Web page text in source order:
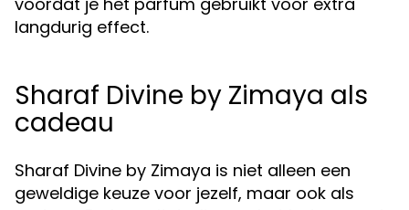
langdurig effect.
Sharaf Divine by Zimaya als
cadeau
Sharaf Divine by Zimaya is niet alleen een
geweldige keuze voor jezelf, maar ook als